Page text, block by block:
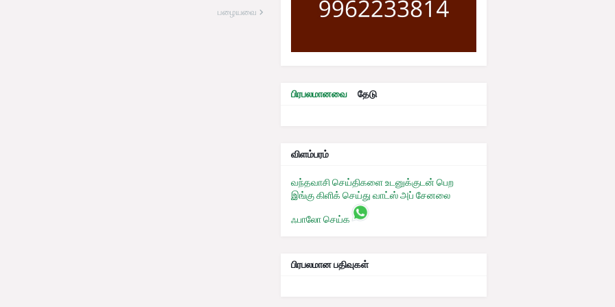
பழையவை
பிரபலமானவை தேடு
விளம்பரம்
வந்தவாசி செய்திகளை உடனுக்குடன் பெற
இங்கு கிளிக் செய்து வாட்ஸ் அப் சேனலை
ஃபாலோ செய்க
பிரபலமான பதிவுகள்